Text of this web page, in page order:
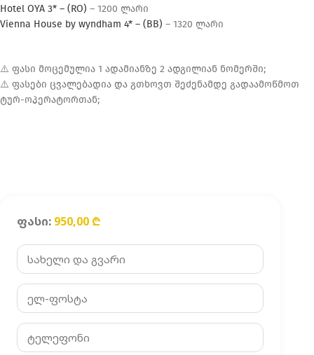
Hotel OYA 3* – (RO) – 1200 ლარი
Vienna House by wyndham 4* – (BB) – 1320 ლარი
⚠️ ფასი მოცემულია 1 ადამიანზე 2 ადგილიან ნომერში;
⚠️ ფასები ცვალებადია და გთხოვთ შეძენამდე გადაამოწმოთ
ტურ-ოპერატორთან;
ფასი: 950,00 ₾